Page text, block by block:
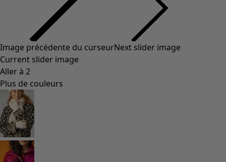
Des carreaux à foison
À pois
Vêtements bio
Un design suédois
Robes en jersey
Vêtements bohèmes
Des vêtements pour les soirées fraîches
Vêtements à motif
Coton
Coton biologique
Maillots de bain et vêtements de plage